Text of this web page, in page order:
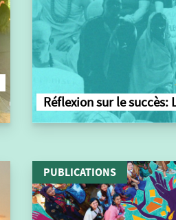
Réflexion sur le succès:
PUBLICATIONS